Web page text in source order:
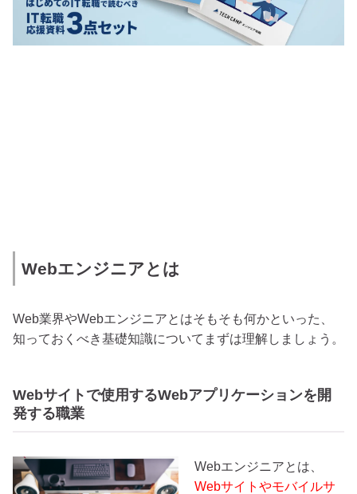
Webエンジニアとは
Web業界やWebエンジニアとはそもそも何かといった、
知っておくべき基礎知識についてまずは理解しましょう。
Webサイトで使用するWebアプリケーションを開
発する職業
Webエンジニアとは、
Webサイトやモバイルサ